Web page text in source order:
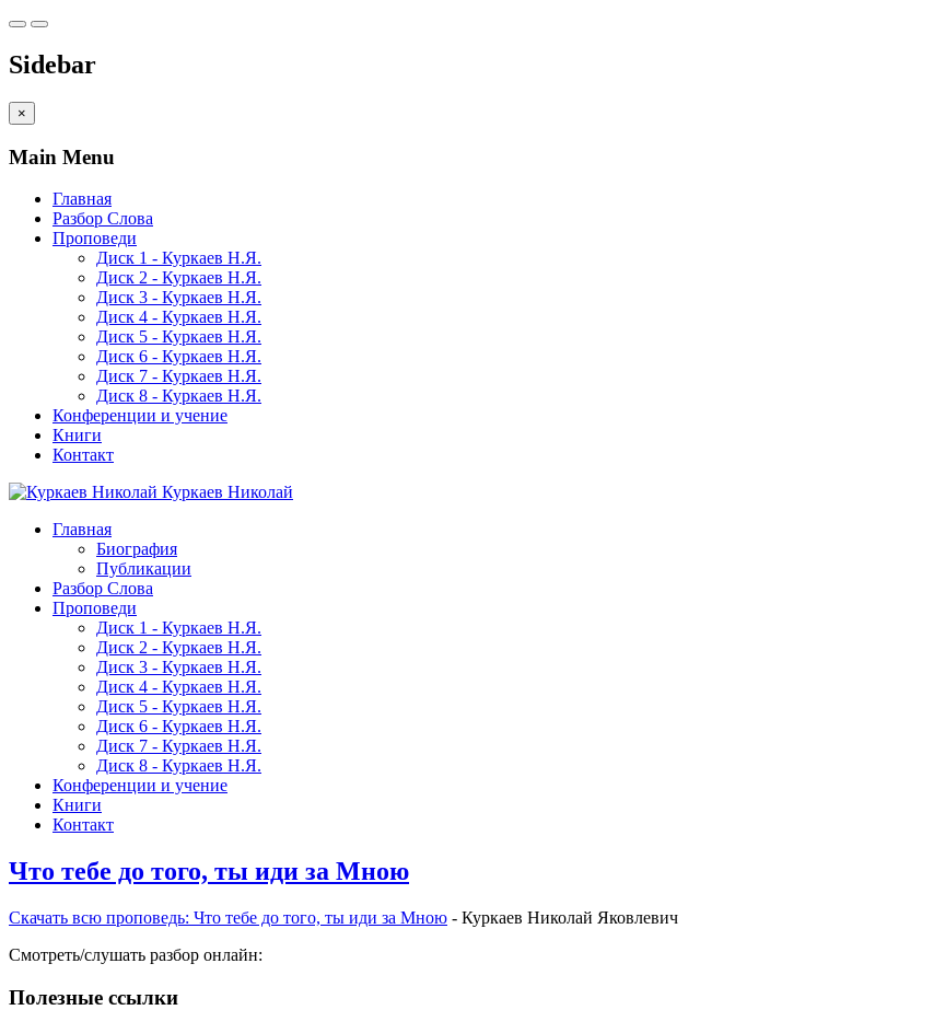
Sidebar
×
Main Menu
Главная
Разбор Слова
Проповеди
Диск 1 - Куркаев Н.Я.
Диск 2 - Куркаев Н.Я.
Диск 3 - Куркаев Н.Я.
Диск 4 - Куркаев Н.Я.
Диск 5 - Куркаев Н.Я.
Диск 6 - Куркаев Н.Я.
Диск 7 - Куркаев Н.Я.
Диск 8 - Куркаев Н.Я.
Конференции и учение
Книги
Контакт
Куркаев Николай
Главная
Биография
Публикации
Разбор Слова
Проповеди
Диск 1 - Куркаев Н.Я.
Диск 2 - Куркаев Н.Я.
Диск 3 - Куркаев Н.Я.
Диск 4 - Куркаев Н.Я.
Диск 5 - Куркаев Н.Я.
Диск 6 - Куркаев Н.Я.
Диск 7 - Куркаев Н.Я.
Диск 8 - Куркаев Н.Я.
Конференции и учение
Книги
Контакт
Что тебе до того, ты иди за Мною
Скачать вcю проповедь: Что тебе до того, ты иди за Мною - Куркаев Николай Яковлевич
Смотреть/слушать разбор онлайн:
Полезные ссылки